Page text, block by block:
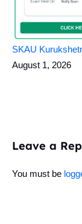
SKAU
August 1, 2026
Leave a
You must be